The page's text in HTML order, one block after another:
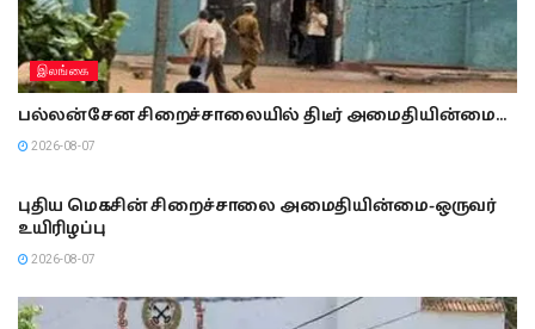
இலங்கை
பல்லன்சேன சிறைச்சாலையில் திடீர் அமைதியின்மை…
2026-08-07
புதிய மெகசின் சிறைச்சாலை அமைதியின்மை-ஒருவர்
உயிரிழப்பு
2026-08-07